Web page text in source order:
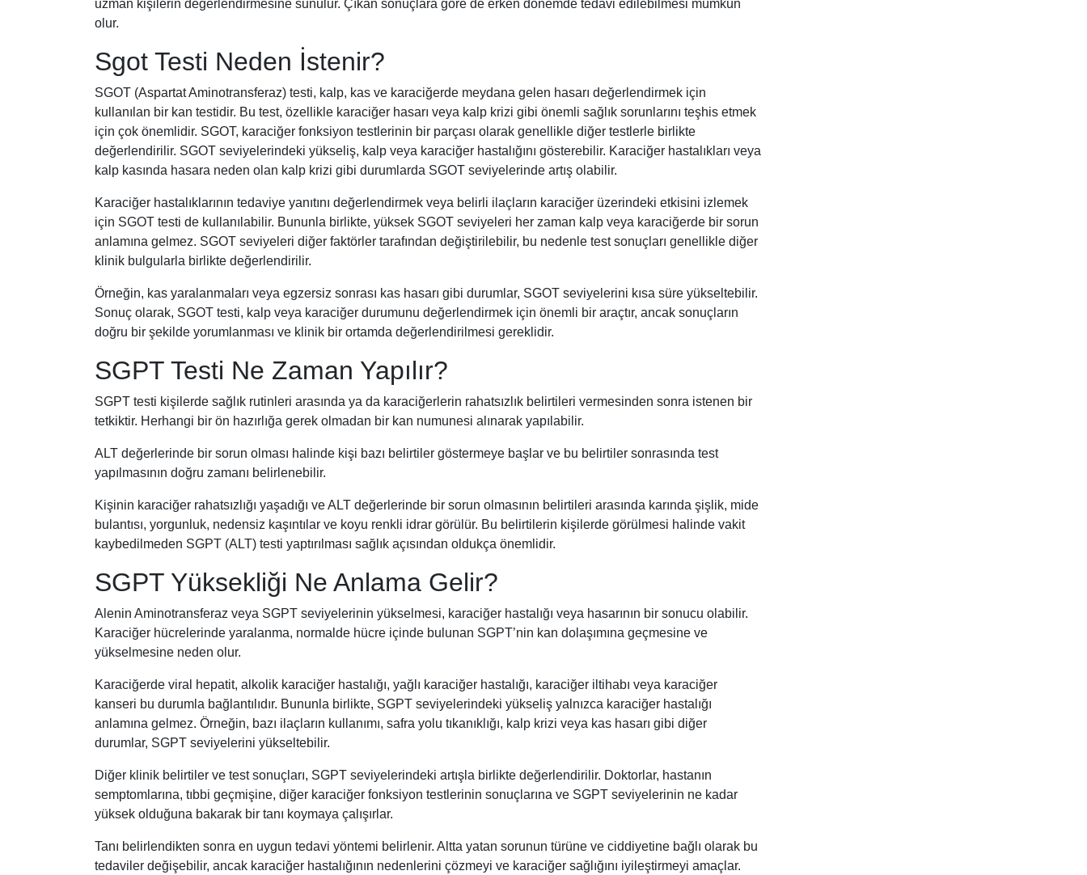
uzman kişilerin değerlendirmesine sunulur. Çıkan sonuçlara göre de erken dönemde tedavi edilebilmesi mümkün
olur.
Sgot Testi Neden İstenir?
SGOT (Aspartat Aminotransferaz) testi, kalp, kas ve karaciğerde meydana gelen hasarı değerlendirmek için
kullanılan bir kan testidir. Bu test, özellikle karaciğer hasarı veya kalp krizi gibi önemli sağlık sorunlarını teşhis etmek
için çok önemlidir. SGOT, karaciğer fonksiyon testlerinin bir parçası olarak genellikle diğer testlerle birlikte
değerlendirilir. SGOT seviyelerindeki yükseliş, kalp veya karaciğer hastalığını gösterebilir. Karaciğer hastalıkları veya
kalp kasında hasara neden olan kalp krizi gibi durumlarda SGOT seviyelerinde artış olabilir.
Karaciğer hastalıklarının tedaviye yanıtını değerlendirmek veya belirli ilaçların karaciğer üzerindeki etkisini izlemek
için SGOT testi de kullanılabilir. Bununla birlikte, yüksek SGOT seviyeleri her zaman kalp veya karaciğerde bir sorun
anlamına gelmez. SGOT seviyeleri diğer faktörler tarafından değiştirilebilir, bu nedenle test sonuçları genellikle diğer
klinik bulgularla birlikte değerlendirilir.
Örneğin, kas yaralanmaları veya egzersiz sonrası kas hasarı gibi durumlar, SGOT seviyelerini kısa süre yükseltebilir.
Sonuç olarak, SGOT testi, kalp veya karaciğer durumunu değerlendirmek için önemli bir araçtır, ancak sonuçların
doğru bir şekilde yorumlanması ve klinik bir ortamda değerlendirilmesi gereklidir.
SGPT Testi Ne Zaman Yapılır?
SGPT testi kişilerde sağlık rutinleri arasında ya da karaciğerlerin rahatsızlık belirtileri vermesinden sonra istenen bir
tetkiktir. Herhangi bir ön hazırlığa gerek olmadan bir kan numunesi alınarak yapılabilir.
ALT değerlerinde bir sorun olması halinde kişi bazı belirtiler göstermeye başlar ve bu belirtiler sonrasında test
yapılmasının doğru zamanı belirlenebilir.
Kişinin karaciğer rahatsızlığı yaşadığı ve ALT değerlerinde bir sorun olmasının belirtileri arasında karında şişlik, mide
bulantısı, yorgunluk, nedensiz kaşıntılar ve koyu renkli idrar görülür. Bu belirtilerin kişilerde görülmesi halinde vakit
kaybedilmeden SGPT (ALT) testi yaptırılması sağlık açısından oldukça önemlidir.
SGPT Yüksekliği Ne Anlama Gelir?
Alenin Aminotransferaz veya SGPT seviyelerinin yükselmesi, karaciğer hastalığı veya hasarının bir sonucu olabilir.
Karaciğer hücrelerinde yaralanma, normalde hücre içinde bulunan SGPT’nin kan dolaşımına geçmesine ve
yükselmesine neden olur.
Karaciğerde viral hepatit, alkolik karaciğer hastalığı, yağlı karaciğer hastalığı, karaciğer iltihabı veya karaciğer
kanseri bu durumla bağlantılıdır. Bununla birlikte, SGPT seviyelerindeki yükseliş yalnızca karaciğer hastalığı
anlamına gelmez. Örneğin, bazı ilaçların kullanımı, safra yolu tıkanıklığı, kalp krizi veya kas hasarı gibi diğer
durumlar, SGPT seviyelerini yükseltebilir.
Diğer klinik belirtiler ve test sonuçları, SGPT seviyelerindeki artışla birlikte değerlendirilir. Doktorlar, hastanın
semptomlarına, tıbbi geçmişine, diğer karaciğer fonksiyon testlerinin sonuçlarına ve SGPT seviyelerinin ne kadar
yüksek olduğuna bakarak bir tanı koymaya çalışırlar.
Tanı belirlendikten sonra en uygun tedavi yöntemi belirlenir. Altta yatan sorunun türüne ve ciddiyetine bağlı olarak bu
tedaviler değişebilir, ancak karaciğer hastalığının nedenlerini çözmeyi ve karaciğer sağlığını iyileştirmeyi amaçlar.